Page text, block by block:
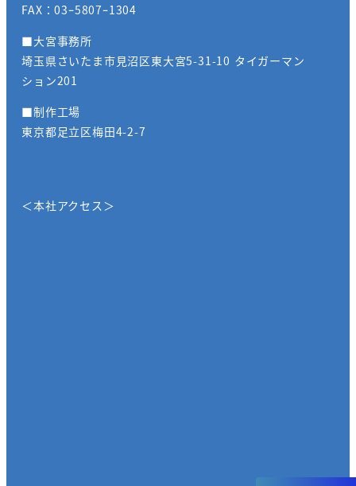
FAX：03ｰ5807ｰ1304
■大宮事務所
埼玉県さいたま市見沼区東大宮5-31-10 タイガーマン
ション201
■制作工場
東京都足立区梅田4-2-7
＜本社アクセス＞